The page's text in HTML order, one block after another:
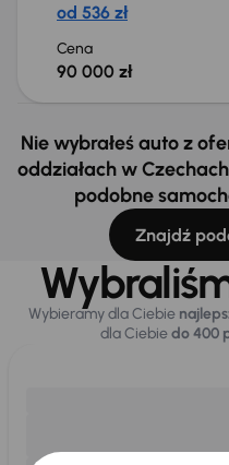
od 536 zł
Cena
90 000 zł
Nie wybrałeś auto z
oddziałach w
podobne
Znajdź
Wybieramy dla Ciebie
dla Ciebiedo 400